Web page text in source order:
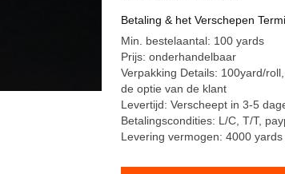
Betaling & het Verschepen
Min. bestelaantal: 100 yards
Prijs: onderhandelbaar
Verpakking Details: 100yard/
de optie van de klant
Levertijd: Verscheept in 3-5
Betalingscondities: L/C, T/T,
Levering vermogen: 4000